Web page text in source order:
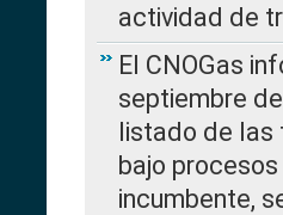
actividad de
El CNOGas
septiembre
listado de las
bajo
incumbente,